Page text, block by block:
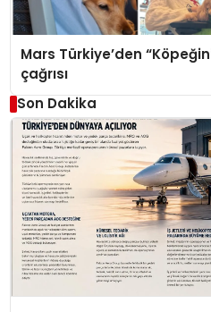
Mars Türkiye’den
çağrısı
Son Dakika